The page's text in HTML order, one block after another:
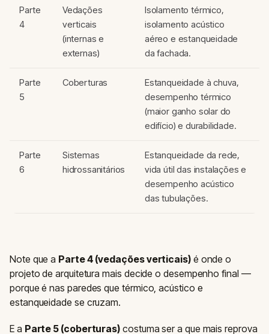
Parte
4
Vedações
verticais
(internas e
externas)
Isolamento térmico,
isolamento acústico
aéreo e estanqueidade
da fachada.
Parte
5
Coberturas
Estanqueidade à chuva,
desempenho térmico
(maior ganho solar do
edifício) e durabilidade.
Parte
6
Sistemas
hidrossanitários
Estanqueidade da rede,
vida útil das instalações e
desempenho acústico
das tubulações.
Note que a Parte 4 (vedações verticais)é onde o
projeto de arquitetura mais decide o desempenho final —
porque é nas paredes que térmico, acústico e
estanqueidade se cruzam.
E a Parte 5 (coberturas) costuma ser a que mais reprova